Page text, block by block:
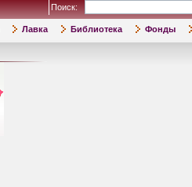
Поиск:
Лавка Библиотека Фонды